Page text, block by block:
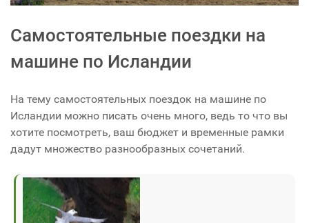
Самостоятельные поездки на
машине по Исландии
На тему самостоятельных поездок на машине по
Исландии можно писать очень много, ведь то что вы
хотите посмотреть, ваш бюджет и временные рамки
дадут множество разнообразных сочетаний.